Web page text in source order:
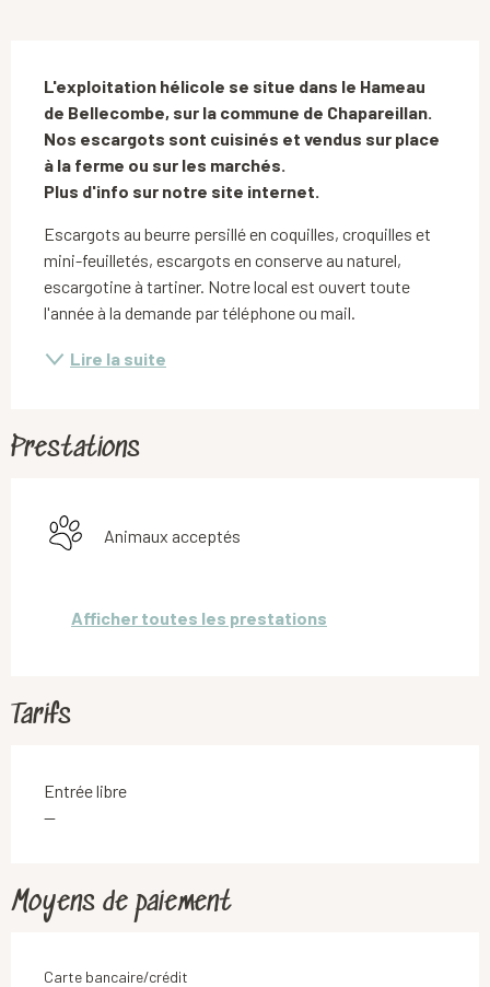
L'exploitation hélicole se situe dans le Hameau
de Bellecombe, sur la commune de Chapareillan.
Nos escargots sont cuisinés et vendus sur place
à la ferme ou sur les marchés.
Plus d'info sur notre site internet.
Escargots au beurre persillé en coquilles, croquilles et
mini-feuilletés, escargots en conserve au naturel,
escargotine à tartiner. Notre local est ouvert toute
l'année à la demande par téléphone ou mail.
Lire la suite
Prestations
Animaux acceptés
Afficher toutes les prestations
Tarifs
Entrée libre
—
Moyens de paiement
Carte bancaire/crédit